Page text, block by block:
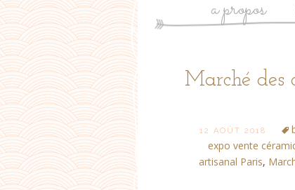
a propos
Marché des
12 AOÛT 2018
expo vente
artisanal Paris,
Post
navigation